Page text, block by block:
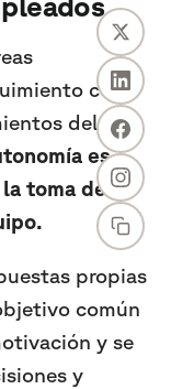
con
del día
es
toma de
propias
común
y se
y